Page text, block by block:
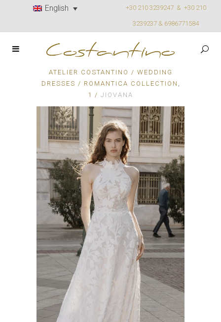
English +30 210 3239247 & +30 210
3239237 & 6986771584
ATELIER COSTANTINO / WEDDING
DRESSES / ROMANTICA COLLECTION
1 / JIOVANA